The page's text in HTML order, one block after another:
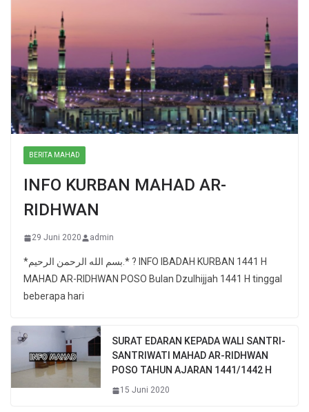
BERITA MAHAD
INFO KURBAN MAHAD AR-
RIDHWAN
29 Juni 2020 admin
*بسم الله الرحمن الرحيم.* ? INFO IBADAH KURBAN 1441 H
MAHAD AR-RIDHWAN POSO Bulan Dzulhijjah 1441 H tinggal
beberapa hari
SURAT EDARAN KEPADA WALI SANTRI-
SANTRIWATI MAHAD AR-RIDHWAN
POSO TAHUN AJARAN 1441/1442 H
15 Juni 2020